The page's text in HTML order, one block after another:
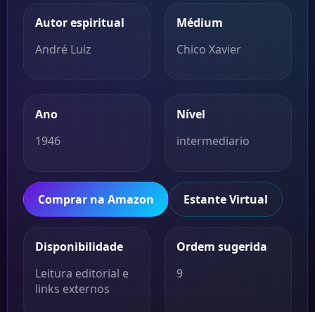
Autor espiritual
André Luiz
Médium
Chico Xavier
Ano
1946
Nível
intermediario
Comprar na Amazon Estante Virtual
Disponibilidade
Leitura editorial e
links externos
Ordem sugerida
9